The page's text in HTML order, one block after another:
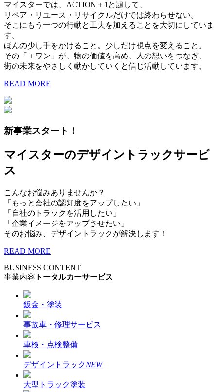
マイスターでは、ACTION＋1と題して、
リペア・リユース・リサイクルだけでは終わらせない。
そこにもう一つの行動と工夫を加えることを大切にしていま
す。
ほんの少し手をかけること。少しだけ視点を変えること。
その「＋ワン」が、物の価値を高め、人の想いをつなぎ、
街の未来をやさしく動かしていくと信じ活動しています。
READ MORE
新事業スタート！
マイスターのデザイントラックサービ
ス
こんなお悩みありませんか？
「もっと会社の認知度をアップしたい」
「自社のトラックを活用したい」
「企業イメージをアップさせたい」
そのお悩み、デザイントラックが解決します！
READ MORE
BUSINESS CONTENT
事業内容 トータルカーサービス
鈑金・塗装
事故車・修理サービス
車検・点検整備
デザイントラックNEW
大型トラック塗装